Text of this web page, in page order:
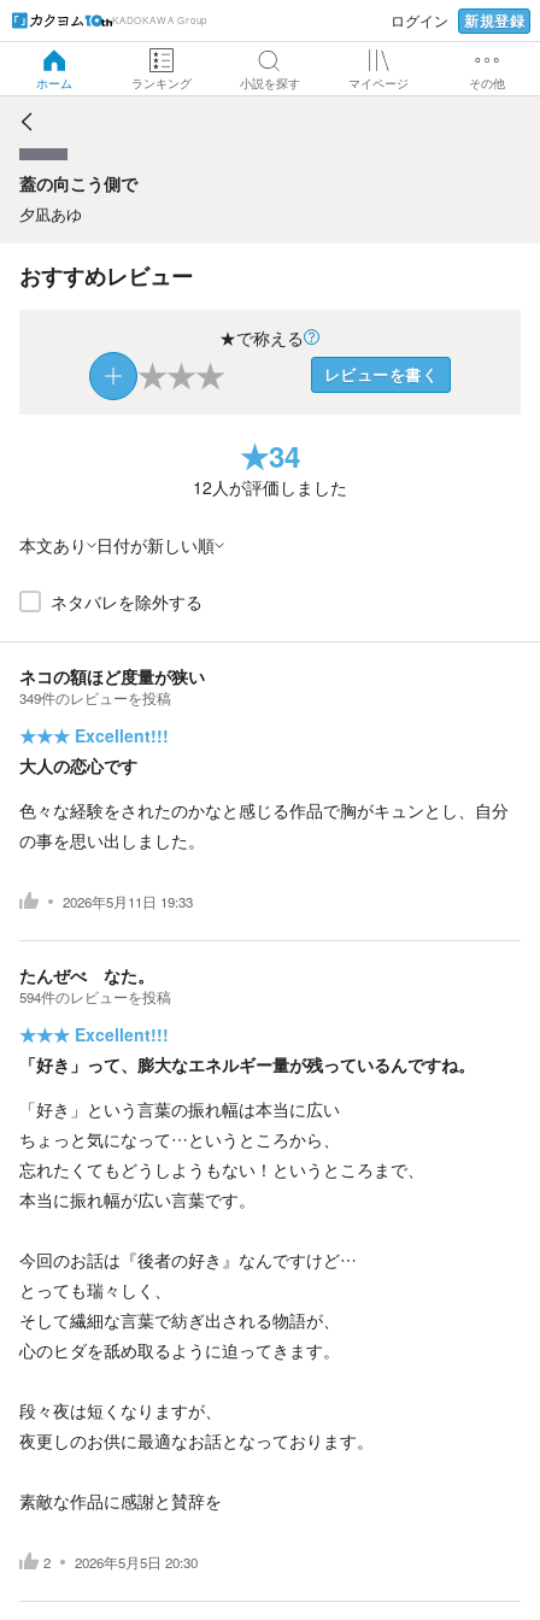
KADOKAWA Group ログイン 新規登録
ホーム ランキング 小説を探す マイページ その他
蓋の向こう側で
蓋の向こう側で
夕凪あゆ
おすすめレビュー
★で称える
★★★ レビューを書く
★34
12人が評価しました
本文あり 日付が新しい順
ネタバレを除外する
ネコの額ほど度量が狭い
349件のレビューを投稿
★★★ Excellent!!!
大人の恋心です
色々な経験をされたのかなと感じる作品で胸がキュンとし、自分
の事を思い出しました。
2026年5月11日 19:33
たんぜべ なた。
594件のレビューを投稿
★★★ Excellent!!!
「好き」って、膨大なエネルギー量が残っているんですね。
「好き」という言葉の振れ幅は本当に広い
ちょっと気になって…というところから、
忘れたくてもどうしようもない！というところまで、
本当に振れ幅が広い言葉です。
今回のお話は『後者の好き』なんですけど…
とっても瑞々しく、
そして繊細な言葉で紡ぎ出される物語が、
心のヒダを舐め取るように迫ってきます。
段々夜は短くなりますが、
夜更しのお供に最適なお話となっております。
素敵な作品に感謝と賛辞を
2 2026年5月5日 20:30